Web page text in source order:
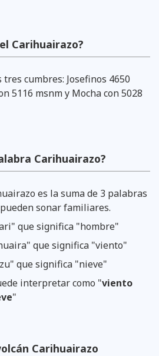
Carihuairazo?
cumbres: Josefinos 4650
5116 msnm y Mocha con 5028
Carihuairazo?
es la suma de 3 palabras
sonar familiares.
que significa "hombre"
que significa "viento"
que significa "nieve"
interpretar como "viento
"
Carihuairazo